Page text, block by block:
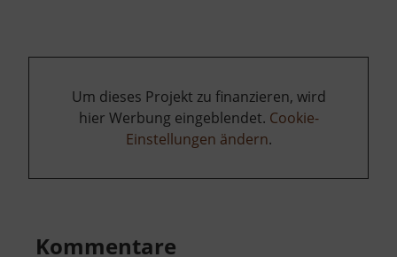
Um dieses Projekt zu finanzieren, wird
hier Werbung eingeblendet. Cookie-
Einstellungen ändern.
Kommentare